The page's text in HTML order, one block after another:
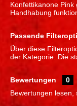
Konfettikanone
Handhabung
Passende
Über diese
der Kategorie: Die
Bewertungen
0
Bewertungen lesen,